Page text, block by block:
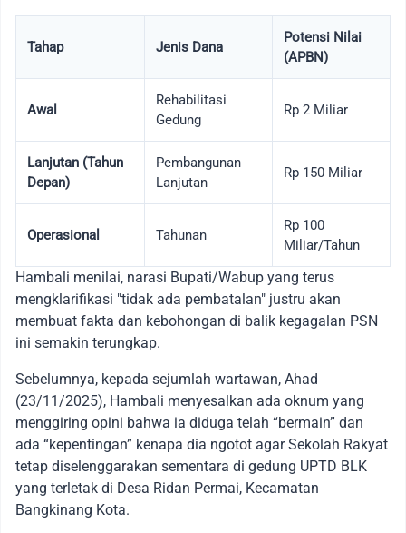
Tahap Jenis Dana
Potensi Nilai
(APBN)
Awal
Rehabilitasi
Gedung
Rp 2 Miliar
Lanjutan (Tahun
Depan)
Pembangunan
Lanjutan
Rp 150 Miliar
Operasional Tahunan
Rp 100
Miliar/Tahun
Hambali menilai, narasi Bupati/Wabup yang terus
mengklarifikasi "tidak ada pembatalan" justru akan
membuat fakta dan kebohongan di balik kegagalan PSN
ini semakin terungkap.
Sebelumnya, kepada sejumlah wartawan, Ahad
(23/11/2025), Hambali menyesalkan ada oknum yang
menggiring opini bahwa ia diduga telah “bermain” dan
ada “kepentingan” kenapa dia ngotot agar Sekolah Rakyat
tetap diselenggarakan sementara di gedung UPTD BLK
yang terletak di Desa Ridan Permai, Kecamatan
Bangkinang Kota.